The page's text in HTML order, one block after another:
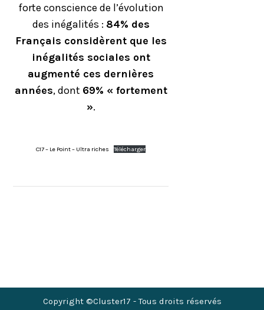
forte conscience de l’évolution
des inégalités : 84% des
Français considèrent que les
inégalités sociales ont
augmenté ces dernières
années, dont 69% « fortement
».
C17 – Le Point – Ultra riches Télécharger
Copyright ©Cluster17 - Tous droits réservés